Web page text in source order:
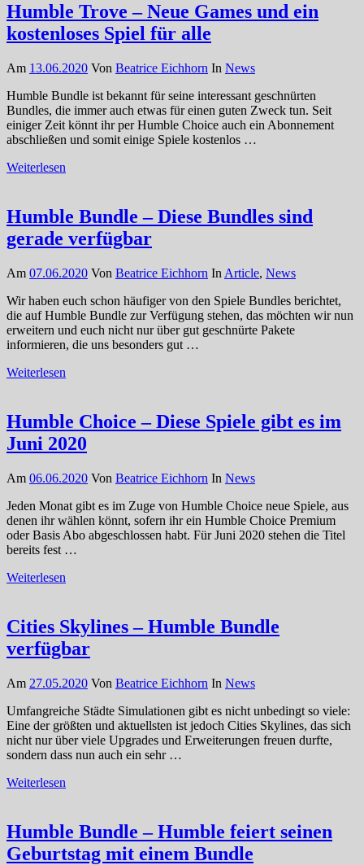
Humble Trove – Neue Games und ein
kostenloses Spiel für alle
Am 13.06.2020 Von Beatrice Eichhorn In News
Humble Bundle ist bekannt für seine interessant geschnürten
Bundles, die immer auch etwas für einen guten Zweck tun. Seit
einiger Zeit könnt ihr per Humble Choice auch ein Abonnement
abschließen und somit einige Spiele kostenlos …
Weiterlesen
Humble Bundle – Diese Bundles sind
gerade verfügbar
Am 07.06.2020 Von Beatrice Eichhorn In Article, News
Wir haben euch schon häufiger von den Spiele Bundles berichtet,
die auf Humble Bundle zur Verfügung stehen, das möchten wir nun
erweitern und euch nicht nur über gut geschnürte Pakete
informieren, die uns besonders gut …
Weiterlesen
Humble Choice – Diese Spiele gibt es im
Juni 2020
Am 06.06.2020 Von Beatrice Eichhorn In News
Jeden Monat gibt es im Zuge von Humble Choice neue Spiele, aus
denen ihr wählen könnt, sofern ihr ein Humble Choice Premium
oder Basis Abo abgeschlossen habt. Für Juni 2020 stehen die Titel
bereits fest …
Weiterlesen
Cities Skylines – Humble Bundle
verfügbar
Am 27.05.2020 Von Beatrice Eichhorn In News
Umfangreiche Städte Simulationen gibt es nicht unbedingt so viele:
Eine der größten und aktuellsten ist jedoch Cities Skylines, das sich
nicht nur über viele Upgrades und Erweiterungen freuen durfte,
sondern dass nun auch ein sehr …
Weiterlesen
Humble Bundle – Humble feiert seinen
Geburtstag mit einem Bundle